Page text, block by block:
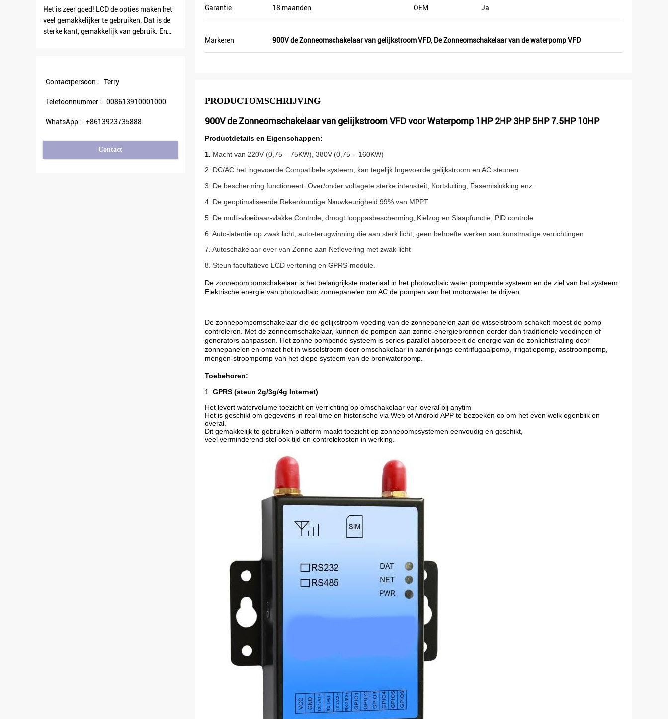
Het is zeer goed! LCD de opties maken het
veel gemakkelijker te gebruiken. Dat is de
sterke kant, gemakkelijk van gebruik. En
VFD500 de outputfrequentie is stabiel
wanneer anderen schommelen. Ook is de
outputstroom minder dan anderen, daarom
outputfrequentie ook hoger zijn wat meer
energie kan besparen.
de zonnepompomschakelaar is werkelijk in
zeer goede kwaliteit en wij bereidden ook
tentoonstelling voor. Wij gaan nieuwe
orden spoedig maken. Vorig jaar was er
Contactpersoon : Terry
Telefoonnummer : 008613910001000
WhatsApp : +8613923735888
Contact
Garantie 18 maanden OEM Ja
Markeren 900V de Zonneomschakelaar van gelijkstroom VFD, De Zonneomschakelaar van de waterpomp VFD
PRODUCTOMSCHRIJVING
900V de Zonneomschakelaar van gelijkstroom VFD voor Waterpomp 1HP 2HP 3HP 5HP 7.5HP 10HP
Productdetails en Eigenschappen:
1. Macht van 220V (0,75 – 75KW), 380V (0,75 – 160KW)
2. DC/AC het ingevoerde Compatibele systeem, kan tegelijk Ingevoerde gelijkstroom en AC steunen
3. De bescherming functioneert: Over/onder voltagete sterke intensiteit, Kortsluiting, Fasemislukking enz.
4. De geoptimaliseerde Rekenkundige Nauwkeurigheid 99% van MPPT
5. De multi-vloeibaar-vlakke Controle, droogt looppasbescherming, Kielzog en Slaapfunctie, PID controle
6. Auto-latentie op zwak licht, auto-terugwinning die aan sterk licht, geen behoefte werken aan kunstmatige verrichtingen
7. Autoschakelaar over van Zonne aan Netlevering met zwak licht
8. Steun facultatieve LCD vertoning en GPRS-module.
De zonnepompomschakelaar is het belangrijkste materiaal in het photovoltaic water pompende systeem en de ziel van het systeem.
Elektrische energie van photovoltaic zonnepanelen om AC de pompen van het motorwater te drijven.
De zonnepompomschakelaar die de gelijkstroom-voeding van de zonnepanelen aan de wisselstroom schakelt moest de pomp
controleren. Met de zonneomschakelaar, kunnen de pompen aan zonne-energiebronnen eerder dan traditionele voedingen of
generators aanpassen. Het zonne pompende systeem is series-parallel absorbeert de energie van de zonlichtstraling door
zonnepanelen en omzet het in wisselstroom door omschakelaar in aandrijvings centrifugaalpomp, irrigatiepomp, asstroompomp,
mengen-stroompomp van het diepe systeem van de bronwaterpomp.
Toebehoren:
1. GPRS (steun 2g/3g/4g Internet)
Het levert watervolume toezicht en verrichting op omschakelaar van overal bij anytim
Het is geschikt om gegevens in real time en historische via Web of Android APP te bezoeken op om het even welk ogenblik en
overal.
Dit gemakkelijk te gebruiken platform maakt toezicht op zonnepompsystemen eenvoudig en geschikt,
veel verminderend stel ook tijd en controlekosten in werking.